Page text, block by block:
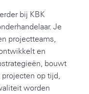
bij KBK
Je
projectteams,
en
bouwt
projecten op tijd,
worden